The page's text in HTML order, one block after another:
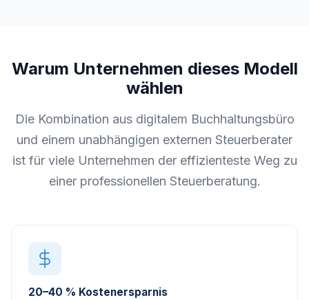
Warum Unternehmen dieses Modell
wählen
Die Kombination aus digitalem Buchhaltungsbüro
und einem unabhängigen externen Steuerberater
ist für viele Unternehmen der effizienteste Weg zu
einer professionellen Steuerberatung.
20–40 % Kostenersparnis